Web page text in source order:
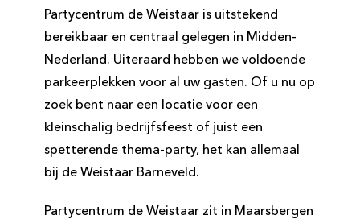
Partycentrum de Weistaar is uitstekend
bereikbaar en centraal gelegen in Midden-
Nederland. Uiteraard hebben we voldoende
parkeerplekken voor al uw gasten. Of u nu op
zoek bent naar een locatie voor een
kleinschalig bedrijfsfeest of juist een
spetterende thema-party, het kan allemaal
bij de Weistaar Barneveld.
Partycentrum de Weistaar zit in Maarsbergen